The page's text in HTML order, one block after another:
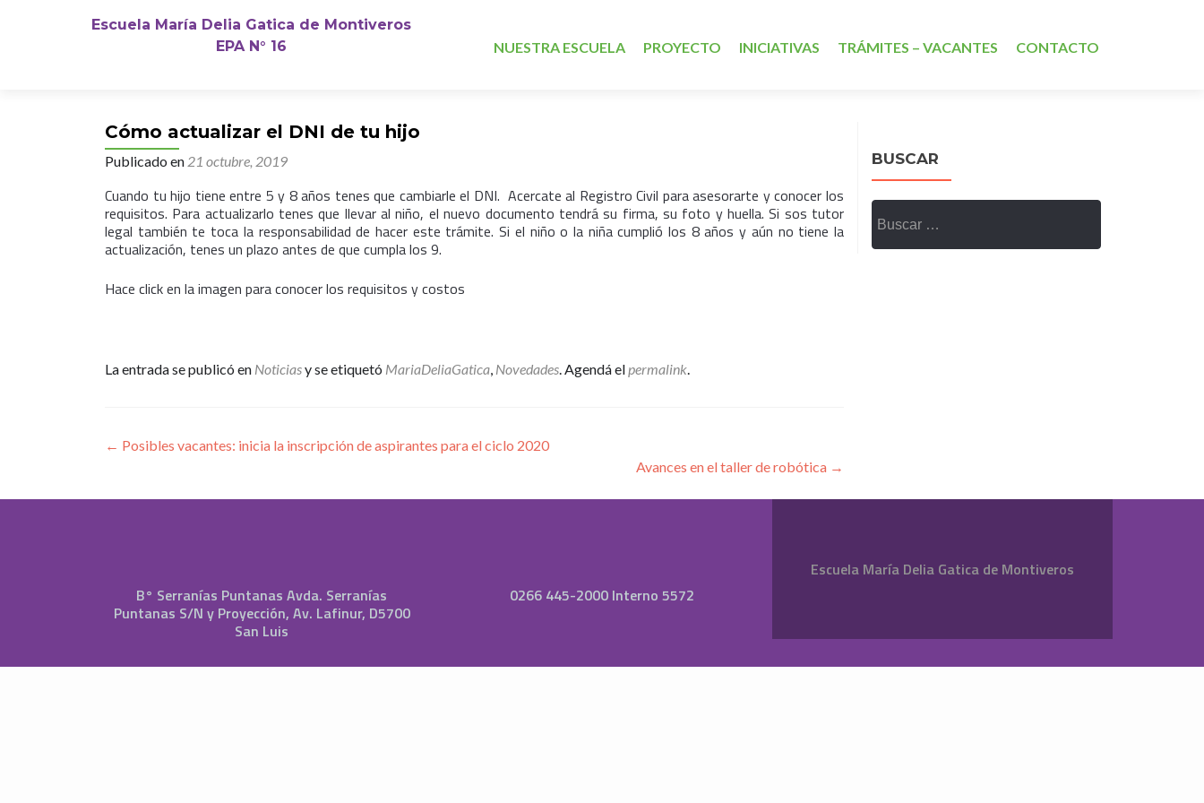
Escuela María Delia Gatica de Montiveros
EPA N° 16
la
NUESTRA ESCUELA PROYECTO INICIATIVAS TRÁMITES – VACANTES CONTACTO
Cómo actualizar el DNI de tu hijo
Publicado en 21 octubre, 2019
Cuando tu hijo tiene entre 5 y 8 años tenes que cambiarle el DNI. Acercate al Registro Civil para asesorarte y conocer los
requisitos. Para actualizarlo tenes que llevar al niño, el nuevo documento tendrá su firma, su foto y huella. Si sos tutor
legal también te toca la responsabilidad de hacer este trámite. Si el niño o la niña cumplió los 8 años y aún no tiene la
actualización, tenes un plazo antes de que cumpla los 9.
Hace click en la imagen para conocer los requisitos y costos
La entrada se publicó en Noticiasy se etiquetó MariaDeliaGatica, Novedades. Agendá elpermalink.
Navegación
← Posibles vacantes: inicia la inscripción de aspirantes para el ciclo 2020
Avances en el taller de robótica →
BUSCAR
B° Serranías Puntanas Avda. Serranías
Puntanas S/N y Proyección, Av. Lafinur, D5700
San Luis
0266 445-2000 Interno 5572
Escuela María Delia Gatica de Montiveros